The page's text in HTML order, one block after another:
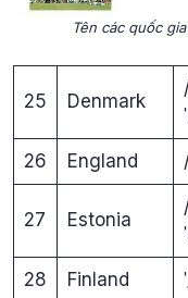
Tên các quốc
25 Denmark
26 England
27 Estonia
28 Finland